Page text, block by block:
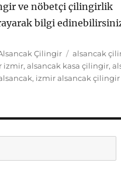
ve nöbetçi çilingirlik
bilgi
Çilingir Etiketler
alsancak
izmir,alsancak kasa çilingir,
, izmir alsancak çilingir